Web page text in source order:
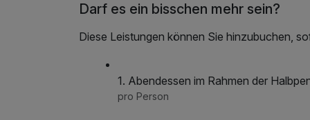
Darf es ein bisschen mehr sein?
Diese Leistungen können Sie hinzubuchen,
1. Abendessen im Rahmen der
pro Person